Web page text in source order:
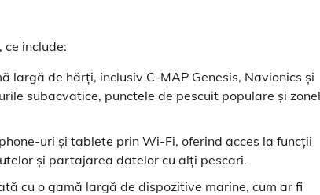
include:
largă de hărți, inclusiv C-MAP Genesis, Navionics și
subacvatice, punctele de pescuit populare și
uri și tablete prin Wi-Fi, oferind acces la funcții
și partajarea datelor cu alți pescari.
cu o gamă largă de dispozitive marine, cum ar fi